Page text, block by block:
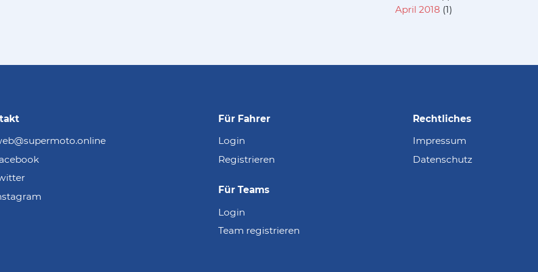
April 2018 (1)
Für Fahrer
Login
Registrieren
Für Teams
Login
Team registrieren
Rechtliches
Impressum
Datenschutz